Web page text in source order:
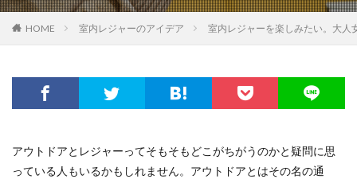
HOME 室内レジャーのアイデア 室内レジャーを楽しみたい。大人
アウトドアとレジャーってそもそもどこがちがうのかと疑問に思
っている人もいるかもしれません。アウトドアとはその名の通